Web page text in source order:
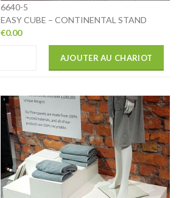
6640-5
EASY CUBE – CONTINENTAL STAND
€0.00
AJOUTER AU CHARIOT